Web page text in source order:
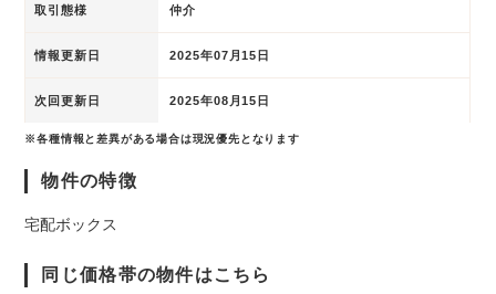
取引態様 仲介
情報更新日 2025年07月15日
次回更新日 2025年08月15日
※各種情報と差異がある場合は現況優先となります
物件の特徴
宅配ボックス
同じ価格帯の物件はこちら